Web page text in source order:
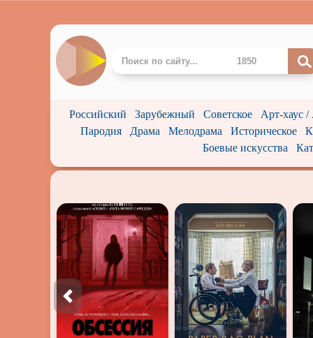
Российский Зарубежный Советское Арт-хаус /
Пародия
Драма Мелодрама Историческое
Боевые искусства